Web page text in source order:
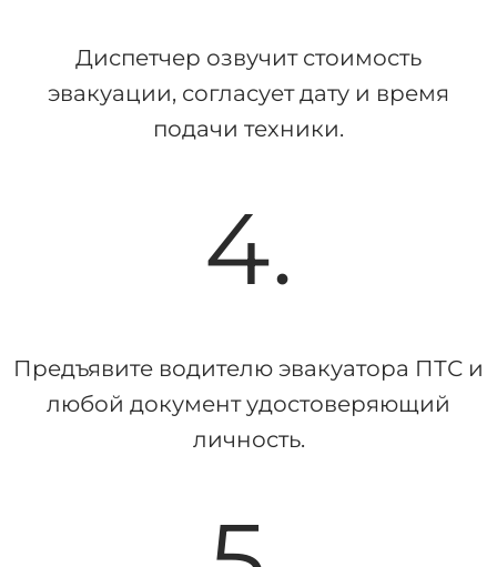
Диспетчер озвучит стоимость
эвакуации, согласует дату и время
подачи техники.
4.
Предъявите водителю эвакуатора ПТС и
любой документ удостоверяющий
личность.